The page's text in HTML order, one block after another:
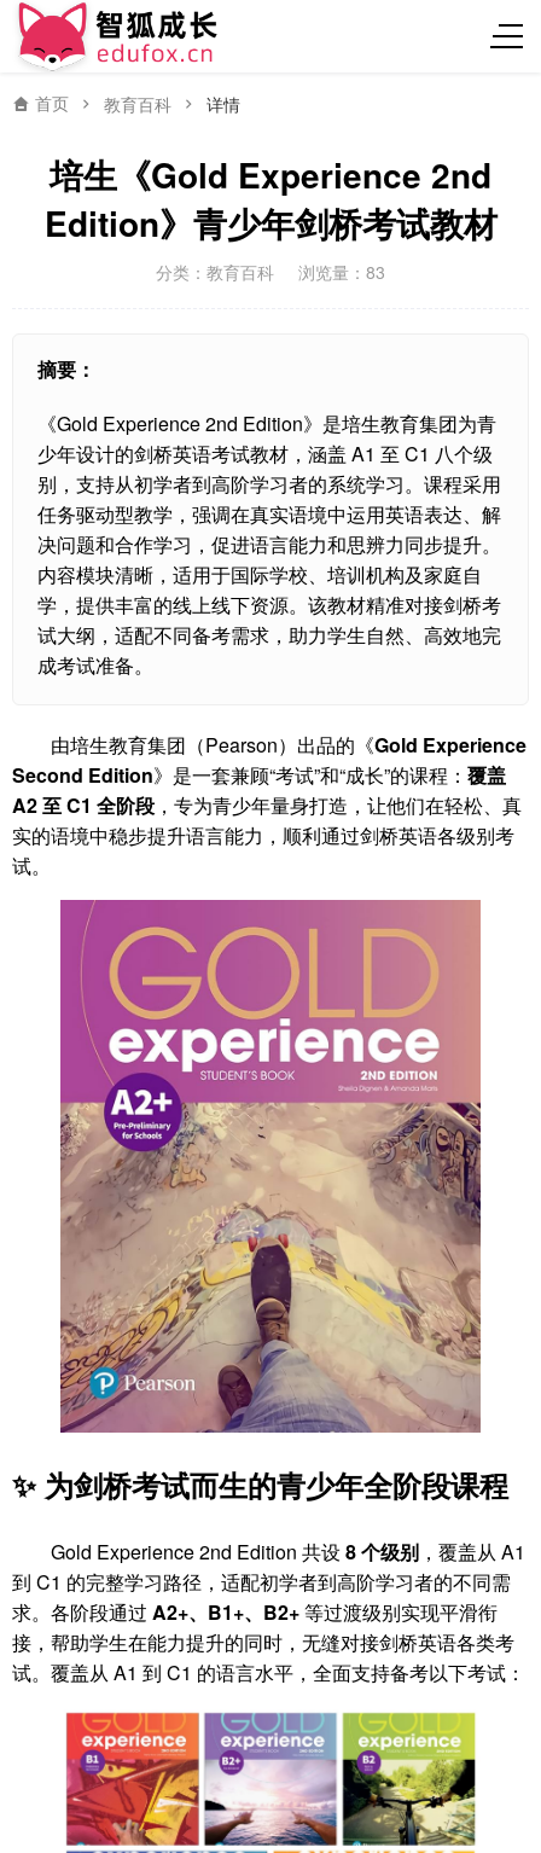
首页 教育百科 详情
培生《Gold Experience 2nd
Edition》青少年剑桥考试教材
分类： 教育百科 浏览量：83
摘要：
《Gold Experience 2nd Edition》是培生教育集团为青
少年设计的剑桥英语考试教材，涵盖 A1 至 C1 八个级
别，支持从初学者到高阶学习者的系统学习。课程采用
任务驱动型教学，强调在真实语境中运用英语表达、解
决问题和合作学习，促进语言能力和思辨力同步提升。
内容模块清晰，适用于国际学校、培训机构及家庭自
学，提供丰富的线上线下资源。该教材精准对接剑桥考
试大纲，适配不同备考需求，助力学生自然、高效地完
成考试准备。
由培生教育集团（Pearson）出品的《Gold Experience
Second Edition》是一套兼顾“考试”和“成长”的课程： 覆盖
A2 至 C1 全阶段 ，专为青少年量身打造，让他们在轻松、真
实的语境中稳步提升语言能力，顺利通过剑桥英语各级别考
试。
✨ 为剑桥考试而生的青少年全阶段课程
Gold Experience 2nd Edition 共设8 个级别 ，覆盖从 A1
到 C1 的完整学习路径，适配初学者到高阶学习者的不同需
求。各阶段通过 A2+、B1+、B2+等过渡级别实现平滑衔
接，帮助学生在能力提升的同时，无缝对接剑桥英语各类考
试。覆盖从 A1 到 C1 的语言水平，全面支持备考以下考试：